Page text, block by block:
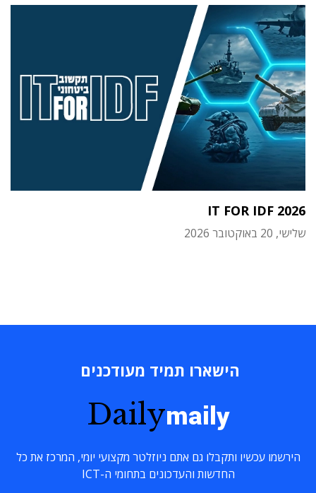
IT FOR IDF 2026
שלישי, 20 באוקטובר 2026
הישארו תמיד מעודכנים
Dailymaily
הירשמו עכשיו ותקבלו גם אתם ניוזלטר מקצועי יומי, המרכז את כל
החדשות והעדכונים בתחומי ה-ICT